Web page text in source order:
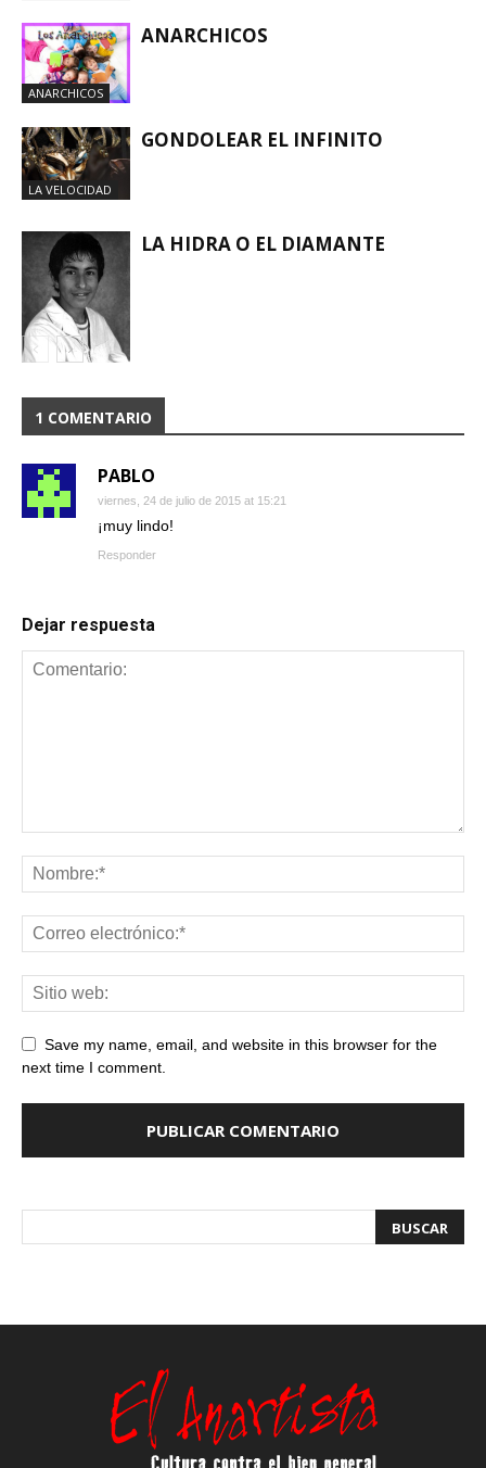
ANARCHICOS
ANARCHICOS
LA VELOCIDAD
GONDOLEAR EL INFINITO
LA HIDRA O EL DIAMANTE
1 COMENTARIO
PABLO
viernes, 24 de julio de 2015 at 15:21
¡muy lindo!
Responder
Dejar respuesta
Save my name, email, and website in this browser for the
next time I comment.